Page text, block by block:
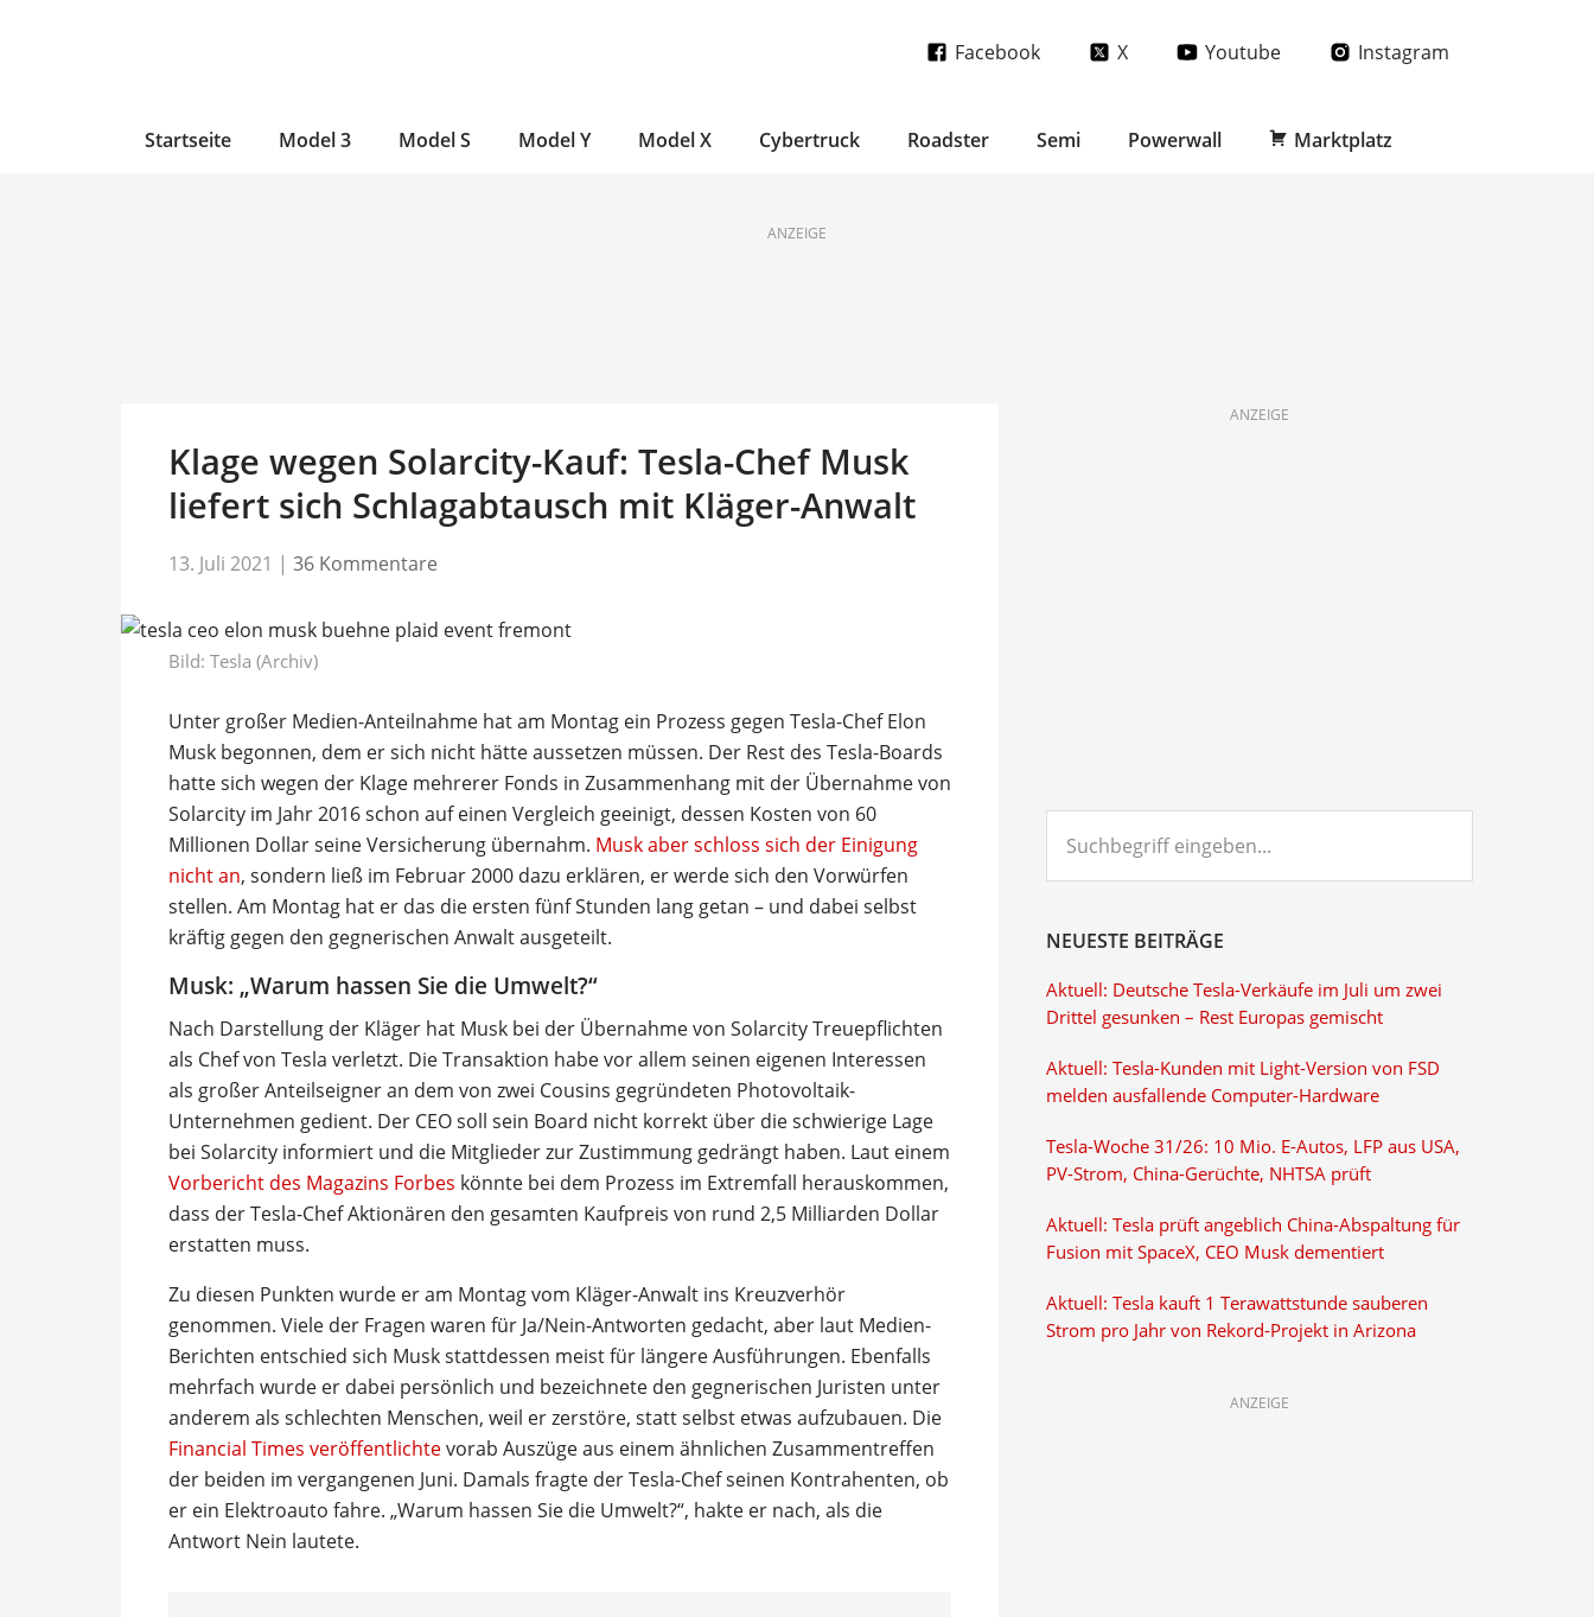
Facebook X Youtube Instagram
Startseite Model 3 Model S Model Y Model X Cybertruck Roadster Semi Powerwall Marktplatz
ANZEIGE
Klage wegen Solarcity-Kauf: Tesla-Chef Musk
liefert sich Schlagabtausch mit Kläger-Anwalt
13. Juli 2021 | 36 Kommentare
Bild: Tesla (Archiv)
Unter großer Medien-Anteilnahme hat am Montag ein Prozess gegen Tesla-Chef Elon
Musk begonnen, dem er sich nicht hätte aussetzen müssen. Der Rest des Tesla-Boards
hatte sich wegen der Klage mehrerer Fonds in Zusammenhang mit der Übernahme von
Solarcity im Jahr 2016 schon auf einen Vergleich geeinigt, dessen Kosten von 60
Millionen Dollar seine Versicherung übernahm. Musk aber schloss sich der Einigung
nicht an, sondern ließ im Februar 2000 dazu erklären, er werde sich den Vorwürfen
stellen. Am Montag hat er das die ersten fünf Stunden lang getan – und dabei selbst
kräftig gegen den gegnerischen Anwalt ausgeteilt.
Musk: „Warum hassen Sie die Umwelt?“
Nach Darstellung der Kläger hat Musk bei der Übernahme von Solarcity Treuepflichten
als Chef von Tesla verletzt. Die Transaktion habe vor allem seinen eigenen Interessen
als großer Anteilseigner an dem von zwei Cousins gegründeten Photovoltaik-
Unternehmen gedient. Der CEO soll sein Board nicht korrekt über die schwierige Lage
bei Solarcity informiert und die Mitglieder zur Zustimmung gedrängt haben. Laut einem
Vorbericht des Magazins Forbes könnte bei dem Prozess im Extremfall herauskommen,
dass der Tesla-Chef Aktionären den gesamten Kaufpreis von rund 2,5 Milliarden Dollar
erstatten muss.
Zu diesen Punkten wurde er am Montag vom Kläger-Anwalt ins Kreuzverhör
genommen. Viele der Fragen waren für Ja/Nein-Antworten gedacht, aber laut Medien-
Berichten entschied sich Musk stattdessen meist für längere Ausführungen. Ebenfalls
mehrfach wurde er dabei persönlich und bezeichnete den gegnerischen Juristen unter
anderem als schlechten Menschen, weil er zerstöre, statt selbst etwas aufzubauen. Die
Financial Times veröffentlichtevorab Auszüge aus einem ähnlichen Zusammentreffen
der beiden im vergangenen Juni. Damals fragte der Tesla-Chef seinen Kontrahenten, ob
er ein Elektroauto fahre. „Warum hassen Sie die Umwelt?“, hakte er nach, als die
Antwort Nein lautete.
ANZEIGE
eingeben...
NEUESTE BEITRÄGE
Aktuell: Deutsche Tesla-Verkäufe im Juli um zwei
Drittel gesunken – Rest Europas gemischt
Aktuell: Tesla-Kunden mit Light-Version von FSD
melden ausfallende Computer-Hardware
Tesla-Woche 31/26: 10 Mio. E-Autos, LFP aus USA,
PV-Strom, China-Gerüchte, NHTSA prüft
Aktuell: Tesla prüft angeblich China-Abspaltung für
Fusion mit SpaceX, CEO Musk dementiert
Aktuell: Tesla kauft 1 Terawattstunde sauberen
Strom pro Jahr von Rekord-Projekt in Arizona
ANZEIGE